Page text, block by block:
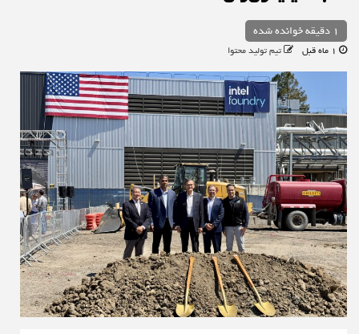
1 دقیقه خوانده شده
تیم تولید محتوا